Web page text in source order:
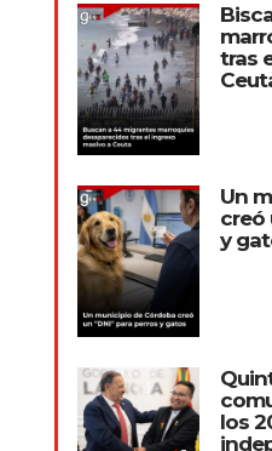
tras
Un
creó
y
los